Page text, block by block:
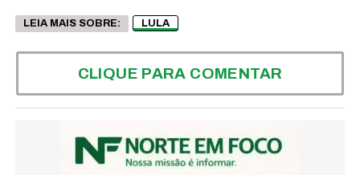
LEIA MAIS SOBRE: LULA
CLIQUE PARA COMENTAR